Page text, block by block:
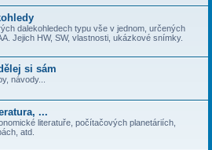
dalekohledech typu vše v jednom, určených
Jejich HW, SW, vlastnosti, ukázkové snímky.
si sám
návody...
...
literatuře, počítačových planetáriích,
atd.